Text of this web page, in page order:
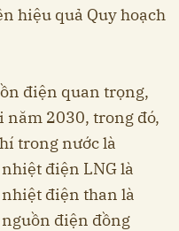
hiệu quả Quy hoạch
điện quan trọng,
năm 2030, trong đó,
trong nước là
điện LNG là
điện than là
điện đồng